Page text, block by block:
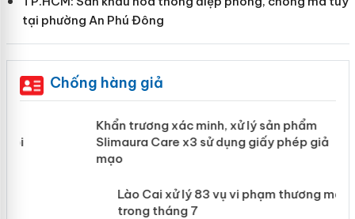
tại phường An Phú Đông
Chống hàng giả
Khẩn trương xác minh, xử lý sản phẩm
Slimaura Care x3 sử dụng giấy phép
giả mạo